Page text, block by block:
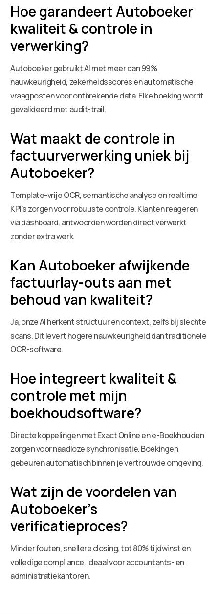
Hoe garandeert Autoboeker
kwaliteit & controle in
verwerking?
Autoboeker gebruikt AI met meer dan 99%
nauwkeurigheid, zekerheidsscores en automatische
vraagposten voor ontbrekende data. Elke boeking wordt
gevalideerd met audit-trail.
Wat maakt de controle in
factuurverwerking uniek bij
Autoboeker?
Template-vrije OCR, semantische analyse en realtime
KPI’s zorgen voor robuuste controle. Klanten reageren
via dashboard, antwoorden worden direct verwerkt
zonder extra werk.
Kan Autoboeker afwijkende
factuurlay-outs aan met
behoud van kwaliteit?
Ja, onze AI herkent structuur en context, zelfs bij slechte
scans. Dit levert hogere nauwkeurigheid dan traditionele
OCR-software.
Hoe integreert kwaliteit &
controle met mijn
boekhoudsoftware?
Directe koppelingen met Exact Online en e-Boekhouden
zorgen voor naadloze synchronisatie. Boekingen
gebeuren automatisch binnen je vertrouwde omgeving.
Wat zijn de voordelen van
Autoboeker’s
verificatieproces?
Minder fouten, snellere closing, tot 80% tijdwinst en
volledige compliance. Ideaal voor accountants- en
administratiekantoren.